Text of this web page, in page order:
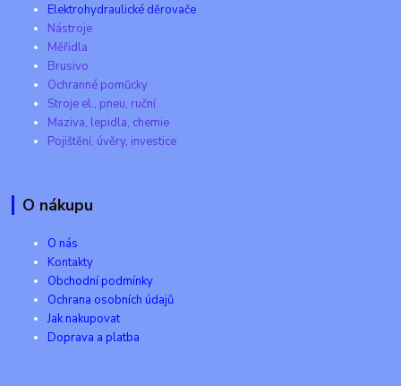
Elektrohydraulické děrovače
Nástroje
Měřidla
Brusivo
Ochranné pomůcky
Stroje el., pneu, ruční
Maziva, lepidla, chemie
Pojištění, úvěry, investice
O nákupu
O nás
Kontakty
Obchodní podmínky
Ochrana osobních údajů
Jak nakupovat
Doprava a platba